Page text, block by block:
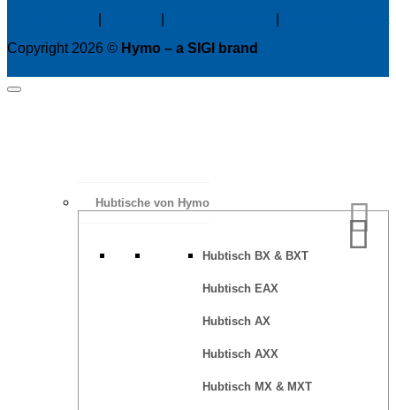
Copyright 2026 © Hymo – a SIGI brand
Hubtische von Hymo
Hubtisch BX & BXT
Hubtisch EAX
Hubtisch AX
Hubtisch AXX
Hubtisch MX & MXT